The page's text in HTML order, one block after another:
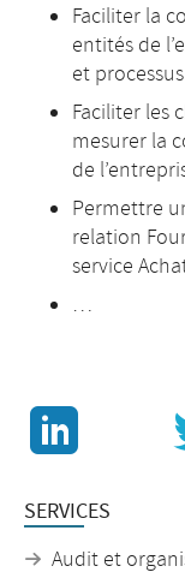
Faciliter la
entités de
et processus
Faciliter les
mesurer la
de
Permettre
relation
service
…
J
SERVICES
Audit et